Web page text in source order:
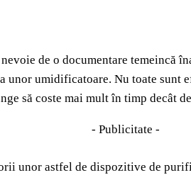
de o documentare temeincă
unor umidificatoare. Nu toate sunt
să coste mai mult în timp decât
- Publicitate -
unor astfel de dispozitive de